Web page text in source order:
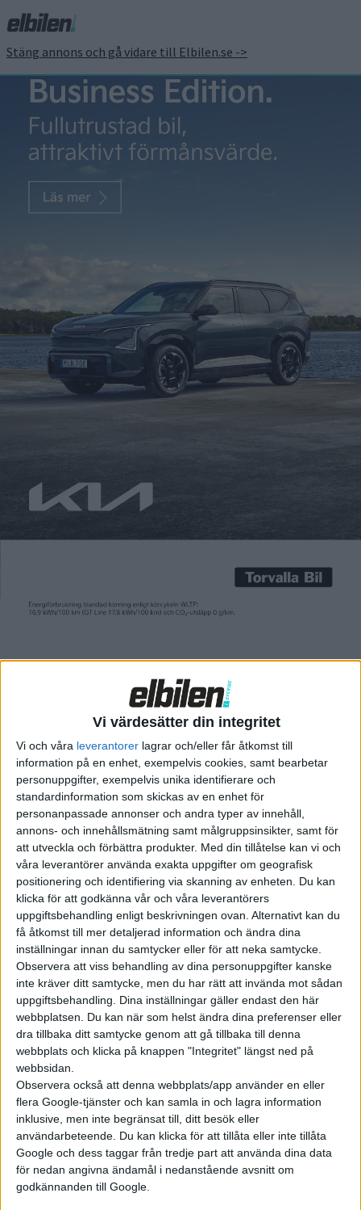
Vi värdesätter din integritet
Vi och våra leverantorer lagrar och/eller får åtkomst till
information på en enhet, exempelvis cookies, samt bearbetar
personuppgifter, exempelvis unika identifierare och
standardinformation som skickas av en enhet för
personanpassade annonser och andra typer av innehåll,
annons- och innehållsmätning samt målgruppsinsikter, samt för
att utveckla och förbättra produkter. Med din tillåtelse kan vi och
våra leverantörer använda exakta uppgifter om geografisk
positionering och identifiering via skanning av enheten. Du kan
klicka för att godkänna vår och våra leverantörers
uppgiftsbehandling enligt beskrivningen ovan. Alternativt kan du
få åtkomst till mer detaljerad information och ändra dina
inställningar innan du samtycker eller för att neka samtycke.
Observera att viss behandling av dina personuppgifter kanske
inte kräver ditt samtycke, men du har rätt att invända mot sådan
uppgiftsbehandling. Dina inställningar gäller endast den här
webbplatsen. Du kan när som helst ändra dina preferenser eller
dra tillbaka ditt samtycke genom att gå tillbaka till denna
webbplats och klicka på knappen "Integritet" längst ned på
webbsidan.
Observera också att denna webbplats/app använder en eller
flera Google-tjänster och kan samla in och lagra information
inklusive, men inte begränsat till, ditt besök eller
användarbeteende. Du kan klicka för att tillåta eller inte tillåta
Google och dess taggar från tredje part att använda dina data
för nedan angivna ändamål i nedanstående avsnitt om
godkännanden till Google.
Stäng annons och gå vidare till Elbilen.se ->
Amerikansk myndighet
ska undersöka Teslas
Autopilot
Carl Undéhn
blir det ofta stora rubriker när bilar från Tesla är inblandade i
olyckor med frågan om Autopilot var aktiverad eller ej. Nu
Tesla vill bygga världens säkraste bilar och var tidiga ute att
satsa på självkörande system, så kallad Autopilot. Just därför
Financial Times
att den amerikanska
myndigheten för trafiksäkerhet, NHTSA, startat en utredning
av systemet efter olyckor med utryckningsfordon. Totalt
handlar det om 11 olyckor sedan 2018 och utredningen
innefattar 765 000 bilar av alla Teslas modeller som är
tillverkade mellan 2014 och 2021.
Vid olyckorna har sjutton personer skadats och en avlidit när en
Model 3 kolliderade med en parkerad brandbil.
NHTSA vill ta reda på om systemet inte klarar av att känna
igen utryckningsfordonens varningslampor samt skyltar och
koner som sätts upp för att leda om trafiken.
– De flesta olyckor har skett i mörker och på olycksplatserna
fanns det åtgärder för att kontrollera trafiken, t.ex. ljus från
första hjälpen-fordon, ljussignaler, en upplyst piltavla och
vägkoner, skriver myndigheten.
Vid andra uppmärksammade olyckor har det ofta varit
diskussion om de självkörande systemen varit aktiverade eller
inte. I det här fallen menar NHTSA att det är bekräftat att
Autopilot eller ”Traffic Aware Cruise Control” varit i gång vid
alla olyckor.
Andra amerikanska myndigheter har tidigare undersökt Teslas
självkörningssystem. Till skillnad från tidigare fall har NHTSA
möjlighet att ta fram nya regler som gäller för alla tillverkare